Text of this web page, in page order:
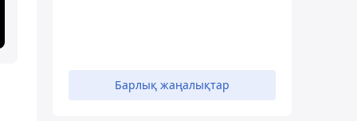
Барлық жаңалықтар